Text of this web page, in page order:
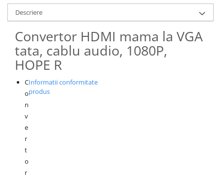
Monitoare LED
Redresoare auto
Suporturi TV
Tastaturi si huse tablete
Descriere
Convertor HDMI mama la VGA
tata, cablu audio, 1080P,
HOPE R
C
o
n
v
e
r
t
o
r
Informatii conformitate
produs